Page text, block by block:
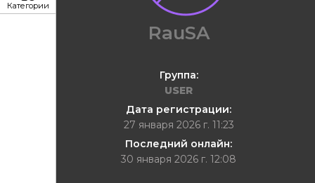
RauSA
Группа:
USER
Дата регистрации:
27 января 2026 г. 11:23
Последний онлайн:
30 января 2026 г. 12:08
Категории